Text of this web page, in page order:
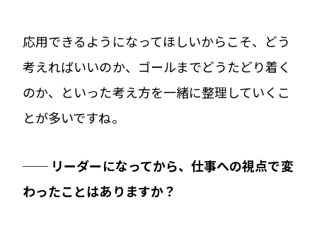
応用できるようになってほしいからこそ、どう
考えればいいのか、ゴールまでどうたどり着く
のか、といった考え方を一緒に整理していくこ
とが多いですね。
── リーダーになってから、仕事への視点で変
わったことはありますか？